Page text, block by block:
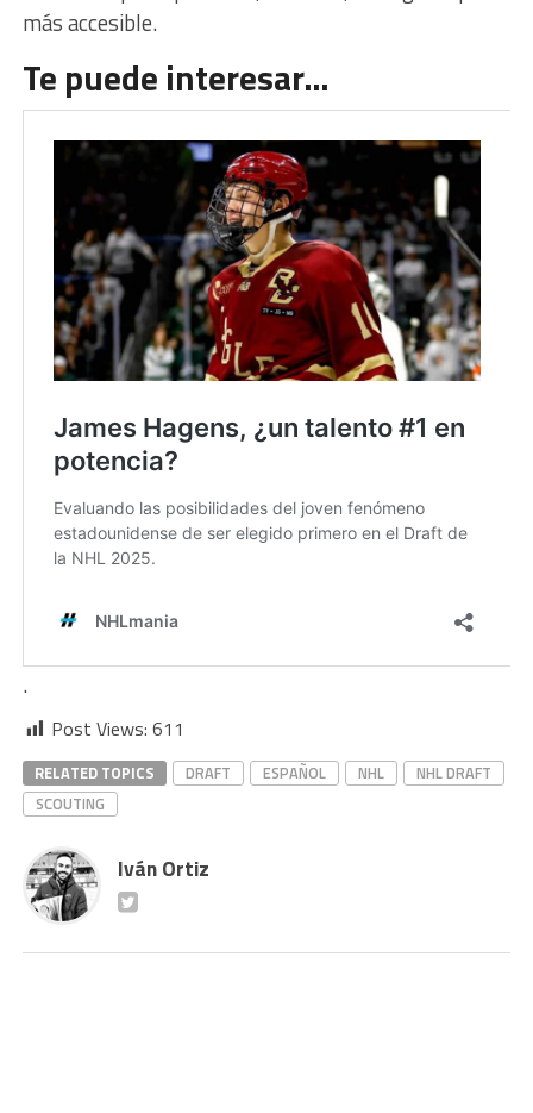
más accesible.
Te puede interesar…
.
Post Views: 611
RELATED TOPICS DRAFT ESPAÑOL NHL
NHL DRAFT
SCOUTING
Iván Ortiz